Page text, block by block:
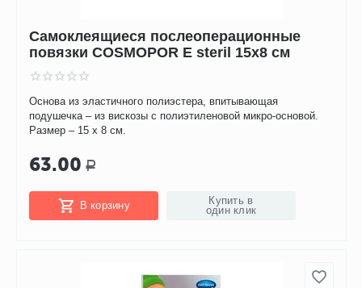
Самоклеящиеся послеоперационные
повязки COSMOPOR E steril 15х8 см
Основа из эластичного полиэстера, впитывающая
подушечка – из вискозы с полиэтиленовой микро-основой.
Размер – 15 х 8 см.
63.00 Р
В корзину
Купить в
один клик